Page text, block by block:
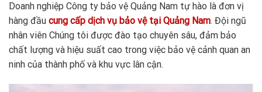
Doanh nghiệp Công ty bảo vệ Quảng Nam tự hào là đơn vị
hàng đầu cung cấp dịch vụ bảo vệ tại Quảng Nam. Đội ngũ
nhân viên Chúng tôi được đào tạo chuyên sâu, đảm bảo
chất lượng và hiệu suất cao trong việc bảo vệ cảnh quan an
ninh của thành phố và khu vực lân cận.